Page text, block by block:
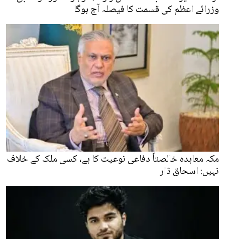
وزرائے اعظم کی قسمت کا فیصلہ آج ہوگا
مکہ معاہدہ خالصتاً دفاعی نوعیت کا ہے، کسی ملک کے خلاف
نہیں: اسحاق ڈار